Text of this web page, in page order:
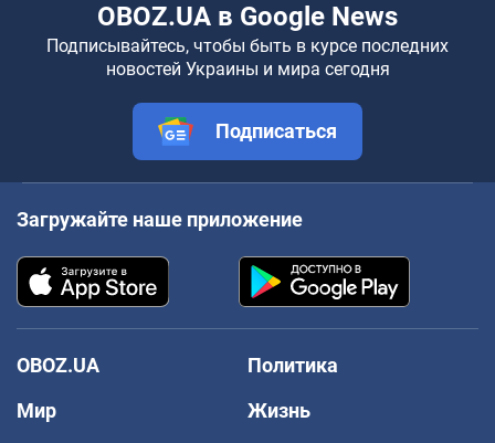
OBOZ.UA в Google News
Подписывайтесь, чтобы быть в курсе последних
новостей Украины и мира сегодня
Подписаться
Загружайте наше приложение
OBOZ.UA
Политика
Мир
Жизнь